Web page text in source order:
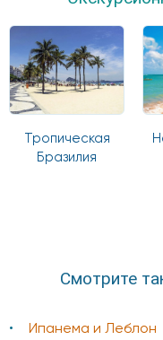
Тропическая
Бразилия
Смотрите
Ипанема и Леблон